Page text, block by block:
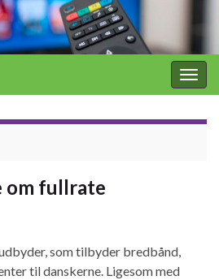
om fullrate
som tilbyder bredbånd,
til danskerne. Ligesom med